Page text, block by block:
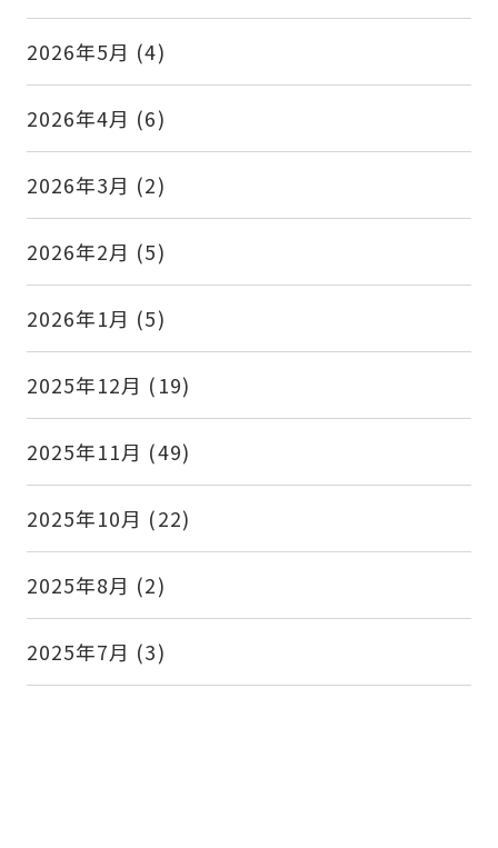
2026年5月 (4)
2026年4月 (6)
2026年3月 (2)
2026年2月 (5)
2026年1月 (5)
2025年12月 (19)
2025年11月 (49)
2025年10月 (22)
2025年8月 (2)
2025年7月 (3)